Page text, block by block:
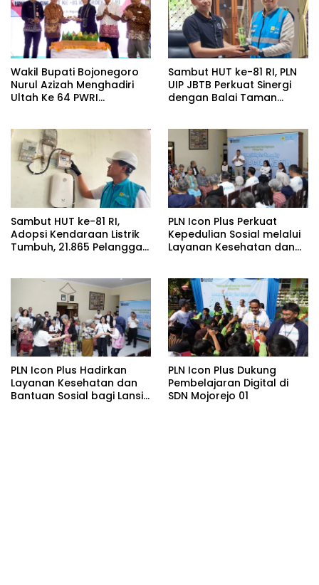
Wakil Bupati Bojonegoro
Nurul Azizah Menghadiri
Ultah Ke 64 PWRI
Sambut HUT ke-81 RI, PLN
UIP JBTB Perkuat Sinergi
dengan Balai Taman
SUTET 500 kV Paiton–
Watudodol/Kalipuro
Sambut HUT ke-81 RI,
Adopsi Kendaraan Listrik
Tumbuh, 21.865 Pelanggan
pada Semester I 2026
PLN Icon Plus Perkuat
Kepedulian Sosial melalui
Layanan Kesehatan dan
PLN Icon Plus Hadirkan
Layanan Kesehatan dan
Bantuan Sosial bagi Lansia
PLN Icon Plus Dukung
Pembelajaran Digital di
SDN Mojorejo 01